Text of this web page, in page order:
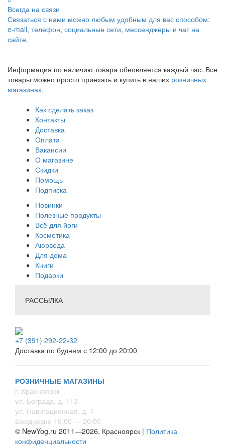
Всегда на связи
Связаться с нами можно любым удобным для вас способом:
e-mail, телефон, социальные сети, мессенджеры и чат на
сайте.
Информация по наличию товара обновляется каждый час. Все
товары можно просто приехать и купить в наших розничных
магазинах.
Как сделать заказ
Контакты
Доставка
Оплата
Вакансии
О магазине
Скидки
Помощь
Подписка
Новинки
Полезные продукты
Всё для йоги
Косметика
Аюрведа
Для дома
Книги
Подарки
РАССЫЛКА
+7 (391) 292-22-32
Доставка по будням с 12:00 до 20:00
РОЗНИЧНЫЕ МАГАЗИНЫ
г. Красноярск
ул. Бограда, д. 113
ул. Навигационная, д. 7
Ежедневно 10:00 — 20:00
© NewYog.ru 2011—2026, Красноярск | Политика
конфиденциальности